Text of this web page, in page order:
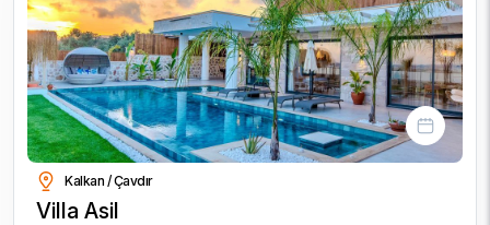
Kalkan / Çavdır
Villa Asil